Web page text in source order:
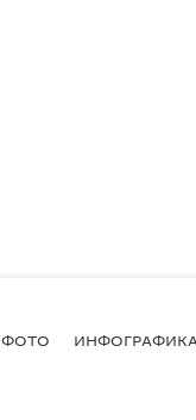
ФОТО ИНФОГРАФИКА